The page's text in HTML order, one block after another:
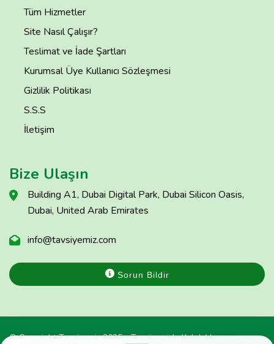
Tüm Hizmetler
Site Nasıl Çalışır?
Teslimat ve İade Şartları
Kurumsal Üye Kullanıcı Sözleşmesi
Gizlilik Politikası
S.S.S
İletişim
Bize Ulaşın
Building A1, Dubai Digital Park, Dubai Silicon Oasis,
Dubai, United Arab Emirates
info@tavsiyemiz.com
Sorun Bildir
© Copyright Tavsiyemiz 2025 - Tavsiyemiz'e Kulak Ver